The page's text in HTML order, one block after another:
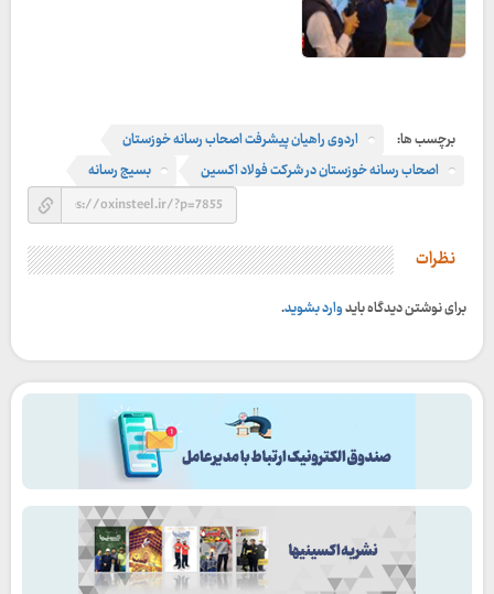
برچسب ها:
اردوی راهیان پیشرفت اصحاب رسانه خوزستان
اصحاب رسانه خوزستان در شرکت فولاد اکسین
بسیج رسانه
نظرات
برای نوشتن دیدگاه بایدوارد بشوید.